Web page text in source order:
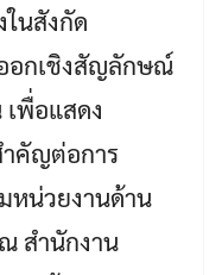
นสังกัด
อกเชิงสัญลักษณ์
พื่อแสดง
ำคัญต่อการ
หน่วยงานด้าน
สำนักงาน